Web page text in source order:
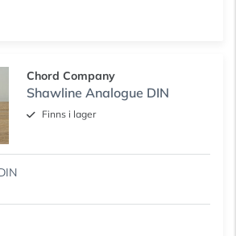
Chord Company
Shawline Analogue DIN
Finns i lager